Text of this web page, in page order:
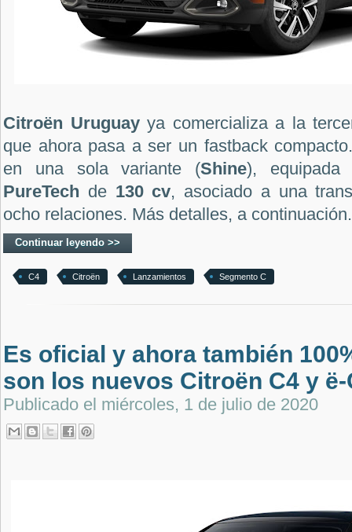
Citroën Uruguayya comercializa a la
que ahora pasa a ser un fastback
en una sola variante (Shine),
PureTech de 130 cv, asociado a una
ocho relaciones. Más detalles, a continuación.
Continuar leyendo >>
C4 Citroën Lanzamientos Segmento C
Es oficial y ahora también
son los nuevos Citroën C4 y ë-
Publicado el miércoles, 1 de julio de 2020